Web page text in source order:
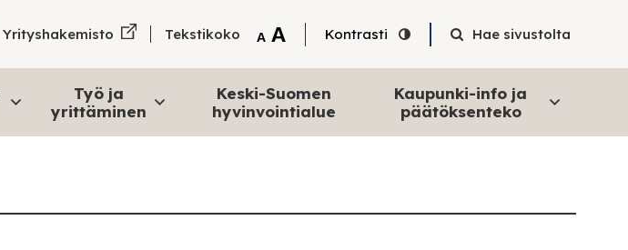
Yrityshakemisto Tekstikoko A Tekstin pienentäminen
A Tekstin suurentaminen
Kontrasti Hae sivustolta
Työ ja
yrittäminen
Keski-Suomen
hyvinvointialue
Kaupunki-info ja
päätöksenteko